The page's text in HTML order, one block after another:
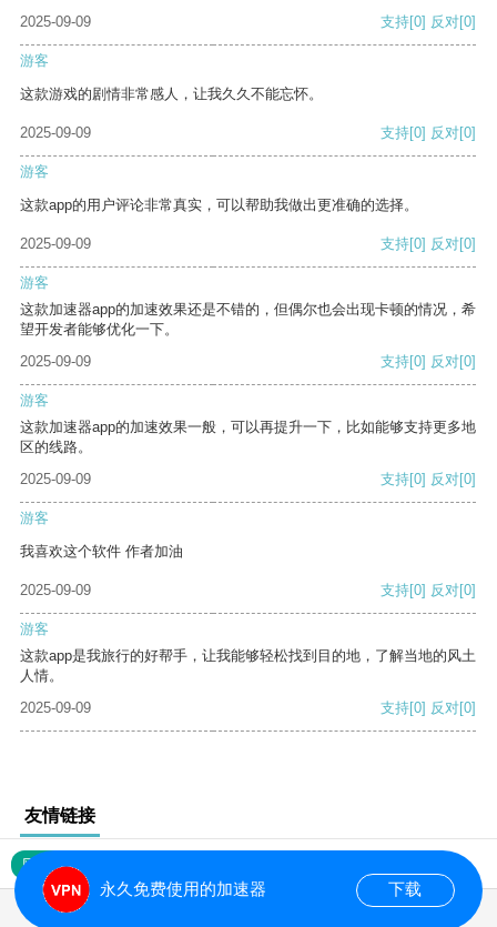
2025-09-09
支持[0] 反对[0]
游客
这款游戏的剧情非常感人，让我久久不能忘怀。
2025-09-09 支持[0] 反对[0]
游客
这款app的用户评论非常真实，可以帮助我做出更准确的选择。
2025-09-09 支持[0] 反对[0]
游客
这款加速器app的加速效果还是不错的，但偶尔也会出现卡顿的情况，希
望开发者能够优化一下。
2025-09-09
支持[0] 反对[0]
游客
这款加速器app的加速效果一般，可以再提升一下，比如能够支持更多地
区的线路。
2025-09-09
支持[0] 反对[0]
游客
我喜欢这个软件 作者加油
2025-09-09 支持[0] 反对[0]
游客
这款app是我旅行的好帮手，让我能够轻松找到目的地，了解当地的风土
人情。
2025-09-09
支持[0] 反对[0]
友情链接
网站地图
永久免费使用的加速器 下载